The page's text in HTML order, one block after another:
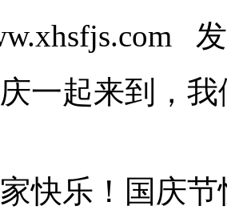
一起来到，
快乐！国庆节